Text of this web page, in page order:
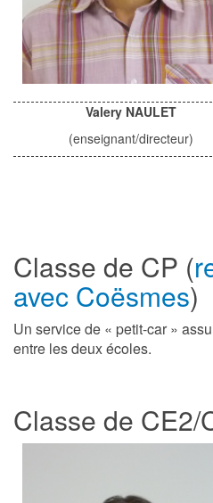
Valery NAULET
(enseignant/directeur)
Classe de CP (
avec Coësmes)
Un service de « petit-car »
entre les deux écoles.
Classe de CE2/